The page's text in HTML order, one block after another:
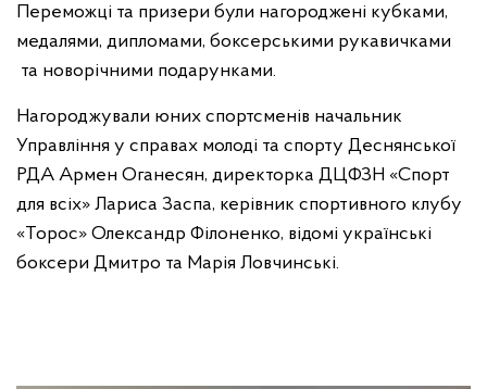
Переможці та призери були нагороджені кубками,
медалями, дипломами, боксерськими рукавичками
та новорічними подарунками.
Нагороджували юних спортсменів начальник
Управління у справах молоді та спорту Деснянської
РДА Армен Оганесян, директорка ДЦФЗН «Спорт
для всіх» Лариса Заспа, керівник спортивного клубу
«Торос» Олександр Філоненко, відомі українські
боксери Дмитро та Марія Ловчинські.